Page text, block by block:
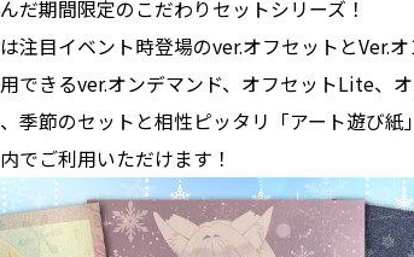
だ期間限定のこだわりセットシリーズ！
注目イベント時登場のver.オフセットとVer.
できるver.オンデマンド、オフセットLite、
季節のセットと相性ピッタリ「アート遊び紙
でご利用いただけます！